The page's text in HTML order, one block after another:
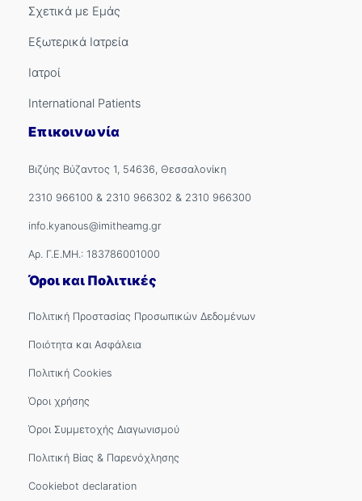
Σχετικά με Εμάς
Εξωτερικά Ιατρεία
Ιατροί
International Patients
Επικοινωνία
Βιζύης Βύζαντος 1, 54636, Θεσσαλονίκη
2310 966100 & 2310 966302 & 2310 966300
info.kyanous@imitheamg.gr
Αρ. Γ.Ε.ΜΗ.: 183786001000
Όροι και Πολιτικές
Πολιτική Προστασίας Προσωπικών Δεδομένων
Ποιότητα και Ασφάλεια
Πολιτική Cookies
Όροι χρήσης
Όροι Συμμετοχής Διαγωνισμού
Πολιτική Βίας & Παρενόχλησης
Cookiebot declaration